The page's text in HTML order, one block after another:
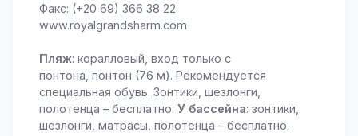
Факс: (+20 69) 366 38 22
www.royalgrandsharm.com
Пляж: коралловый, вход только с
понтона, понтон (76 м). Рекомендуется
специальная обувь. Зонтики, шезлонги,
полотенца – бесплатно. У бассейна: зонтики,
шезлонги, матрасы, полотенца – бесплатно.